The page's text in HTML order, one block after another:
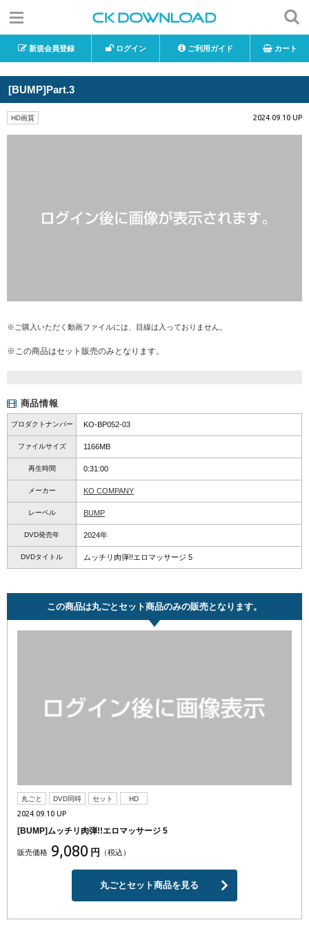
新規会員登録 ログイン ご利用ガイド カート
[BUMP]Part.3
HD画質 2024.09.10 UP
※ご購入いただく動画ファイルには、目線は入っておりません。
※この商品はセット販売のみとなります。
商品情報
プロダクトナンバー KO-BP052-03
ファイルサイズ 1166MB
再生時間 0:31:00
メーカー KO COMPANY
レーベル BUMP
DVD発売年 2024年
DVDタイトル ムッチリ肉弾!!エロマッサージ 5
この商品は丸ごとセット商品のみの販売となります。
丸ごと DVD同時 セット HD
2024.09.10 UP
[BUMP]ムッチリ肉弾!!エロマッサージ 5
販売価格 9,080 円 （税込）
丸ごとセット商品を見る